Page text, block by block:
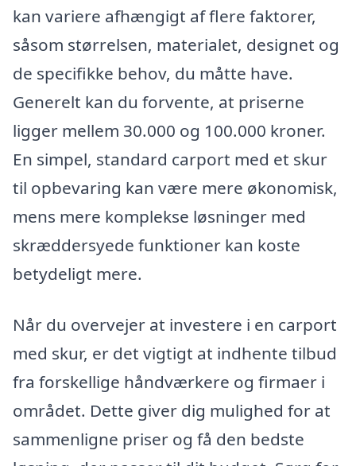
kan variere afhængigt af flere faktorer,
såsom størrelsen, materialet, designet og
de specifikke behov, du måtte have.
Generelt kan du forvente, at priserne
ligger mellem 30.000 og 100.000 kroner.
En simpel, standard carport med et skur
til opbevaring kan være mere økonomisk,
mens mere komplekse løsninger med
skræddersyede funktioner kan koste
betydeligt mere.
Når du overvejer at investere i en carport
med skur, er det vigtigt at indhente tilbud
fra forskellige håndværkere og firmaer i
området. Dette giver dig mulighed for at
sammenligne priser og få den bedste